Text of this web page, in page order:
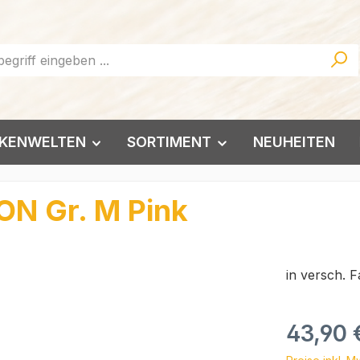
SORTIMENT NEUHEITEN
Gr. M Pink
in versch.
Regulärer
43,90